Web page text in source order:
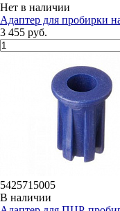
Нет в наличии
Адаптер для пробирки
3 455 руб.
5425715005
В наличии